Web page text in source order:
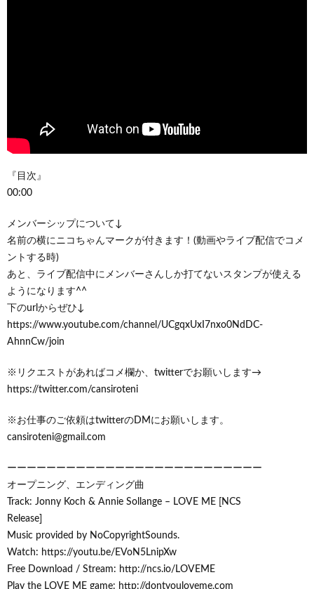
『目次』
00:00
メンバーシップについて↓
名前の横にニコちゃんマークが付きます！(動画やライブ配信でコメ
ントする時)
あと、ライブ配信中にメンバーさんしか打てないスタンプが使える
ようになります^^
下のurlからぜひ↓
https://www.youtube.com/channel/UCgqxUxI7nxo0NdDC-
AhnnCw/join
※リクエストがあればコメ欄か、twitterでお願いします→
https://twitter.com/cansiroteni
※お仕事のご依頼はtwitterのDMにお願いします。
cansiroteni@gmail.com
ーーーーーーーーーーーーーーーーーーーーーーーーーー
オープニング、エンディング曲
Track: Jonny Koch & Annie Sollange – LOVE ME [NCS
Release]
Music provided by NoCopyrightSounds.
Watch: https://youtu.be/EVoN5LnipXw
Free Download / Stream: http://ncs.io/LOVEME
Play the LOVE ME game: http://dontyouloveme.com